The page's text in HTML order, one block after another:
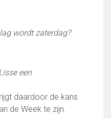
wordt zaterdag?
een
daardoor de kans
de Week te zijn.